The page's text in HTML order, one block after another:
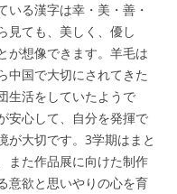
る漢字は幸・美・善・
見ても、美しく、優し
が想像できます。羊毛は
中国で大切にされてきた
生活をしていたようで
安心して、自分を発揮で
が大切です。3学期はまと
また作品展に向けた制作
意欲と思いやりの心を育